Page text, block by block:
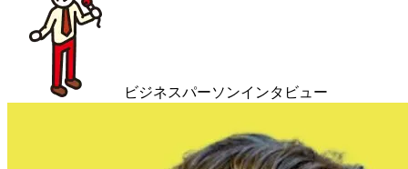
ビジネスパーソンインタビュー